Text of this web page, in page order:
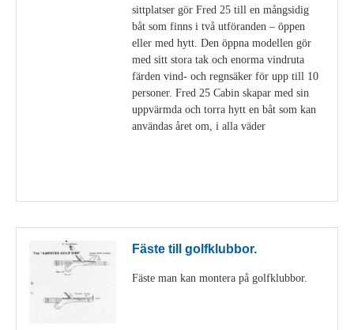
sittplatser gör Fred 25 till en mångsidig
båt som finns i två utföranden – öppen
eller med hytt. Den öppna modellen gör
med sitt stora tak och enorma vindruta
färden vind- och regnsäker för upp till 10
personer. Fred 25 Cabin skapar med sin
uppvärmda och torra hytt en båt som kan
användas året om, i alla väder
Fäste till golfklubbor.
Fäste man kan montera på golfklubbor.